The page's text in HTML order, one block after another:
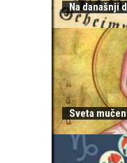
Na današnji
Sveta